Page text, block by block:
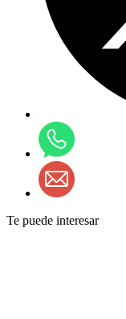
Te puede interesar